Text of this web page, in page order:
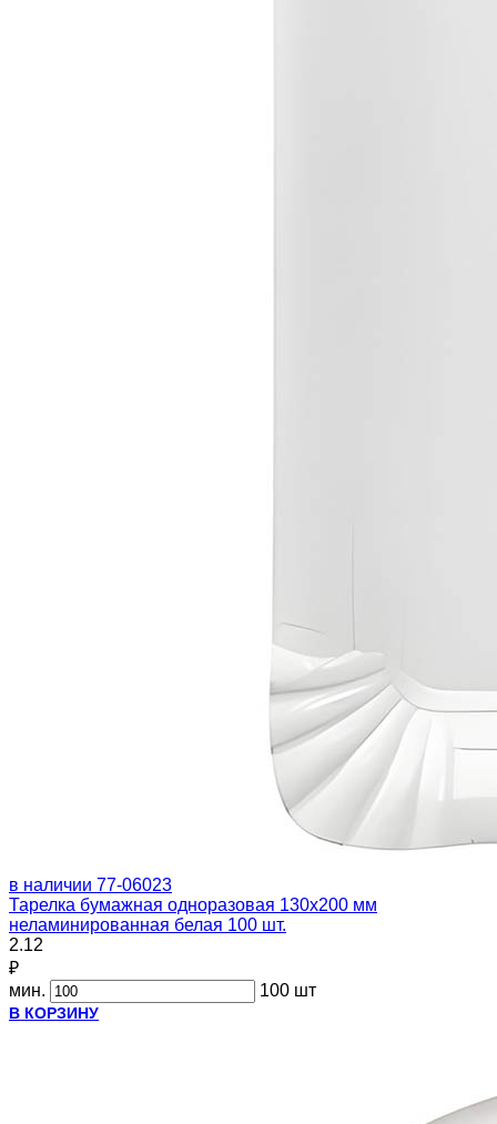
в наличии 77-06023
Тарелка бумажная одноразовая 130х200 мм
неламинированная белая 100 шт.
2.12
₽
мин.
100 шт
В КОРЗИНУ